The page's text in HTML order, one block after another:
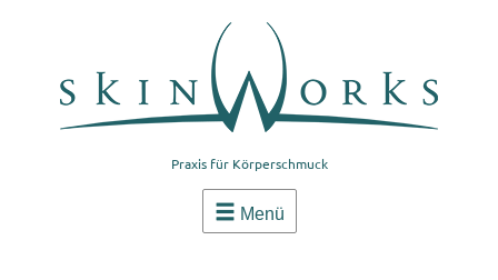
Praxis für Körperschmuck
Menü